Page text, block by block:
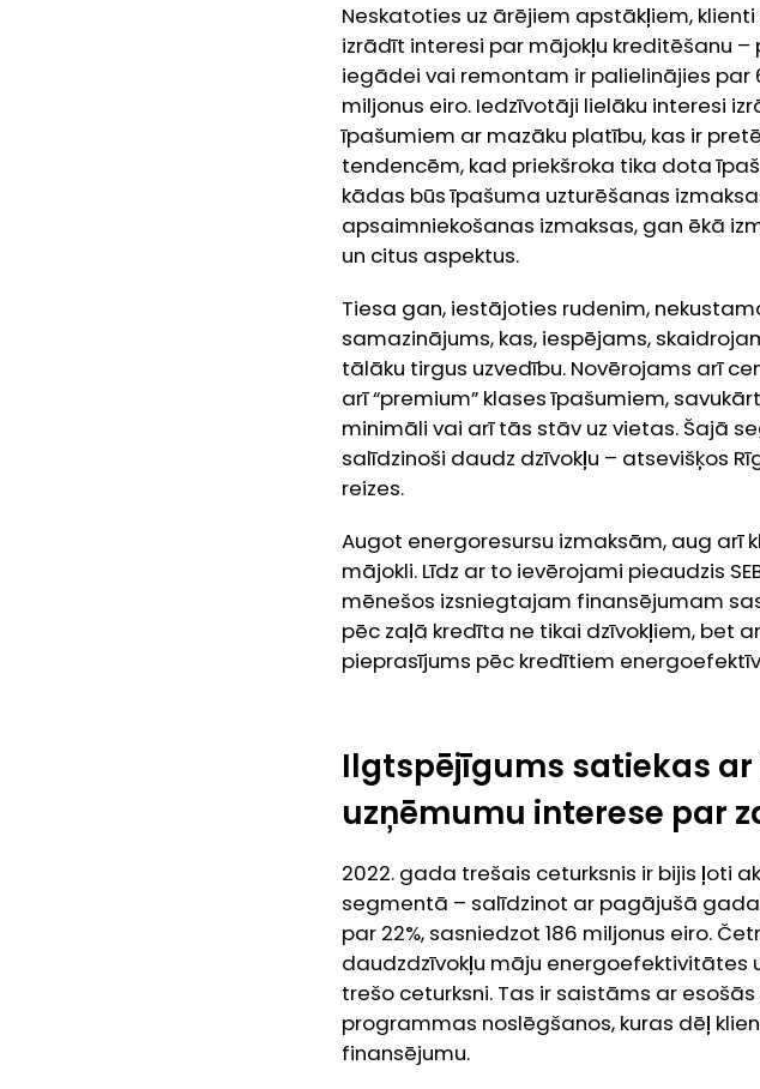
Neskatoties uz ārējiem apstākļiem,
izrādīt interesi par mājokļu kreditēšanu
iegādei vai remontam ir palielinājies par
miljonus eiro. Iedzīvotāji lielāku interesi
īpašumiem ar mazāku platību, kas ir
tendencēm, kad priekšroka tika dota
kādas būs īpašuma uzturēšanas
apsaimniekošanas izmaksas, gan ēkā
un citus aspektus.
Tiesa gan, iestājoties rudenim,
samazinājums, kas, iespējams,
tālāku tirgus uzvedību. Novērojams arī
arī “premium” klases īpašumiem,
minimāli vai arī tās stāv uz vietas. Šajā
salīdzinoši daudz dzīvokļu – atsevišķos
reizes.
Augot energoresursu izmaksām, aug
mājokli. Līdz ar to ievērojami pieaudzis
mēnešos izsniegtajam finansējumam
pēc zaļā kredīta ne tikai dzīvokļiem, bet
pieprasījums pēc kredītiem
Ilgtspējīgums satiekas
uzņēmumu interese par
2022. gada trešais ceturksnis ir bijis ļoti
segmentā – salīdzinot ar pagājušā
par 22%, sasniedzot 186 miljonus eiro.
daudzdzīvokļu māju energoefektivitātes
trešo ceturksni. Tas ir saistāms ar
programmas noslēgšanos, kuras dēļ
finansējumu.